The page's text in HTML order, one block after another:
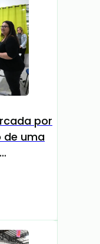
por
de uma